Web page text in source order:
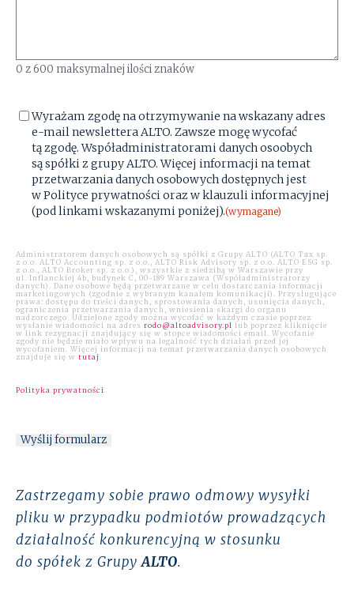
0 z 600 maksymalnej ilości znaków
Zgoda(wymagane)
Wyrażam zgodę na otrzymywanie na wskazany adres
e-mail newslettera ALTO. Zawsze mogę wycofać
tą zgodę. Współadministratorami danych osoobych
są spółki z grupy ALTO. Więcej informacji na temat
przetwarzania danych osobowych dostępnych jest
w Polityce prywatności oraz w klauzuli informacyjnej
(pod linkami wskazanymi poniżej).(wymagane)
Administratorem danych osobowych są spółki z Grupy ALTO (ALTO Tax sp.
z o.o. ALTO Accounting sp. z o.o., ALTO Risk Advisory sp. z o.o. ALTO ESG sp.
z o.o., ALTO Broker sp. z o.o.), wszystkie z siedzibą w Warszawie przy
ul. Inflanckiej 4b, budynek C, 00-189 Warszawa (Współadministratorzy
danych). Dane osobowe będą przetwarzane w celu dostarczania informacji
marketingowych (zgodnie z wybranym kanałem komunikacji). Przysługujące
prawa: dostępu do treści danych, sprostowania danych, usunięcia danych,
ograniczenia przetwarzania danych, wniesienia skargi do organu
nadzorczego. Udzielone zgody można wycofać w każdym czasie poprzez
wysłanie wiadomości na adres rodo@altoadvisory.pl lub poprzez kliknięcie
w link rezygnacji znajdujący się w stopce wiadomości email. Wycofanie
zgody nie będzie miało wpływu na legalność tych działań przed jej
wycofaniem. Więcej informacji na temat przetwarzania danych osobowych
znajduje się w tutaj
Polityka prywatności
Zastrzegamy sobie prawo odmowy wysyłki
pliku w przypadku podmiotów prowadzących
działalność konkurencyjną w stosunku
do spółek z GrupyALTO.